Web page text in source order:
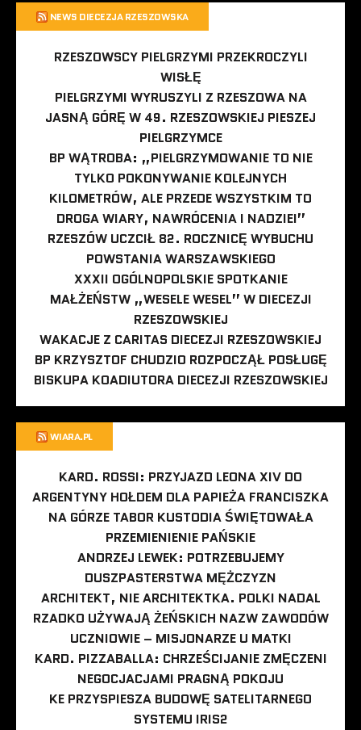
NEWS DIECEZJA RZESZOWSKA
RZESZOWSCY PIELGRZYMI PRZEKROCZYLI
WISŁĘ
PIELGRZYMI WYRUSZYLI Z RZESZOWA NA
JASNĄ GÓRĘ W 49. RZESZOWSKIEJ PIESZEJ
PIELGRZYMCE
BP WĄTROBA: „PIELGRZYMOWANIE TO NIE
TYLKO POKONYWANIE KOLEJNYCH
KILOMETRÓW, ALE PRZEDE WSZYSTKIM TO
DROGA WIARY, NAWRÓCENIA I NADZIEI”
RZESZÓW UCZCIŁ 82. ROCZNICĘ WYBUCHU
POWSTANIA WARSZAWSKIEGO
XXXII OGÓLNOPOLSKIE SPOTKANIE
MAŁŻEŃSTW „WESELE WESEL” W DIECEZJI
RZESZOWSKIEJ
WAKACJE Z CARITAS DIECEZJI RZESZOWSKIEJ
BP KRZYSZTOF CHUDZIO ROZPOCZĄŁ POSŁUGĘ
BISKUPA KOADIUTORA DIECEZJI RZESZOWSKIEJ
WIARA.PL
KARD. ROSSI: PRZYJAZD LEONA XIV DO
ARGENTYNY HOŁDEM DLA PAPIEŻA FRANCISZKA
NA GÓRZE TABOR KUSTODIA ŚWIĘTOWAŁA
PRZEMIENIENIE PAŃSKIE
ANDRZEJ LEWEK: POTRZEBUJEMY
DUSZPASTERSTWA MĘŻCZYZN
ARCHITEKT, NIE ARCHITEKTKA. POLKI NADAL
RZADKO UŻYWAJĄ ŻEŃSKICH NAZW ZAWODÓW
UCZNIOWIE – MISJONARZE U MATKI
KARD. PIZZABALLA: CHRZEŚCIJANIE ZMĘCZENI
NEGOCJACJAMI PRAGNĄ POKOJU
KE PRZYSPIESZA BUDOWĘ SATELITARNEGO
SYSTEMU IRIS2